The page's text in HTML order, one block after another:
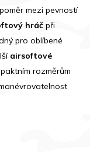
mezi pevností
hráč při
pro oblíbené
airsoftové
rozměrům